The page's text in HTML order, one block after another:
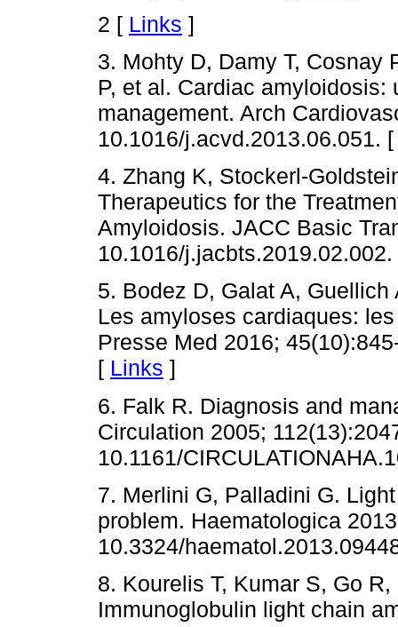
2 [ Links ]
3. Mohty D, Damy T, Cosnay
P, et al. Cardiac
management. Arch
10.1016/j.acvd.2013.06.051.
4. Zhang K, Stockerl-
Therapeutics for the
Amyloidosis. JACC Basic
10.1016/
5. Bodez D, Galat A,
Les amyloses cardiaques:
Presse Med 2016;
[ Links ]
6. Falk R. Diagnosis and
Circulation 2005;
10.1161/
7. Merlini G, Palladini G.
problem. Haematologica
10.3324/
8. Kourelis T, Kumar S, Go
Immunoglobulin light chain